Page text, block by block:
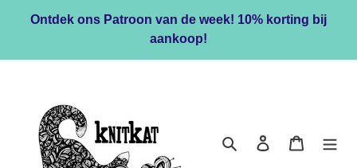
content
Ontdek ons Patroon van de week! 10% korting bij
aankoop!
Zoeken Inloggen